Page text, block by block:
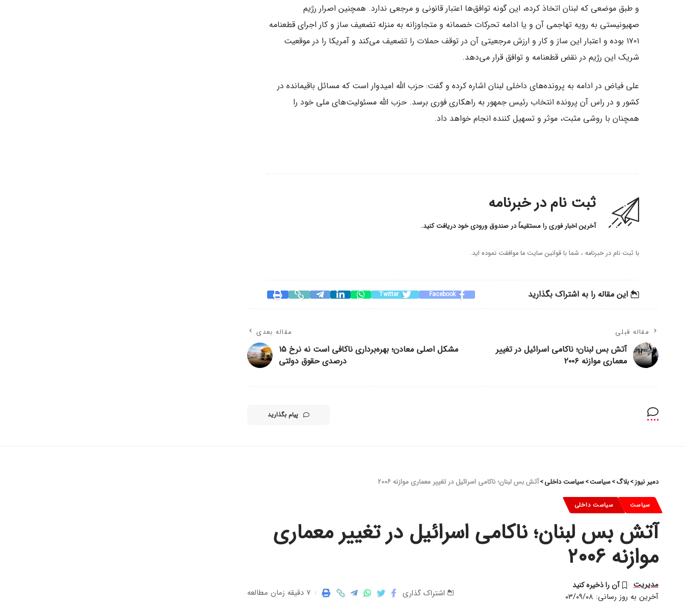
و طبق موضعی که لبنان اتخاذ کرده، این گونه توافق‌ها اعتبار قانونی و مرجعی ندارد. همچنین اصرار رژیم
صهیونیستی به رویه تهاجمی آن و یا ادامه تحرکات خصمانه و متجاوزانه به منزله تضعیف ساز و کار اجرای قطعنامه
۱۷۰۱ بوده و اعتبار این ساز و کار و ارزش مرجعیتی آن در توقف حملات را تضعیف می‌کند و آمریکا را در موقعیت
شریک این رژیم در نقض قطعنامه و توافق قرار می‌دهد.
علی فیاض در ادامه به پرونده‌های داخلی لبنان اشاره کرده و گفت: حزب الله امیدوار است که مسائل باقیمانده در
کشور و در راس آن پرونده انتخاب رئیس جمهور به راهکاری فوری برسد. حزب الله مسئولیت‌های ملی خود را
همچنان با روشی مثبت، موثر و تسهیل کننده انجام خواهد داد.
ثبت نام در خبرنامه
آخرین اخبار فوری را مستقیماً در صندوق ورودی خود دریافت کنید.
با ثبت نام در خبرنامه ، شما با قوانین سایت ما موافقت نموده اید.
این مقاله را به اشتراک بگذارید Facebook
Twitter
مقاله قبلی
آتش بس لبنان؛ ناکامی اسرائیل در تغییر
معماری موازنه ۲۰۰۶
مقاله بعدی
مشکل اصلی معادن؛ بهره‌برداری ناکافی است نه نرخ ۱۵
درصدی حقوق دولتی
پیام بگذارید
دمیر نیوز>بلاگ>سیاست>سیاست داخلی>آتش بس لبنان؛ ناکامی اسرائیل در تغییر معماری موازنه ۲۰۰۶
سیاست سیاست داخلی
آتش بس لبنان؛ ناکامی اسرائیل در تغییر معماری
موازنه ۲۰۰۶
آخرین به روز رسانی: ۰۳/۰۹/۰۸
مدیریت
اشتراک گذاری 7 دقیقه زمان مطالعه